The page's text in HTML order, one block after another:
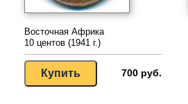
Восточная Африка
10 центов (1941 г.)
700 руб.